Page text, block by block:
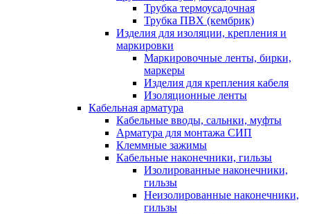
Трубка термоусадочная
Трубка ПВХ (кембрик)
Изделия для изоляции, крепления и
маркировки
Маркировочные ленты, бирки,
маркеры
Изделия для крепления кабеля
Изоляционные ленты
Кабельная арматура
Кабельные вводы, сальнки, муфты
Арматура для монтажа СИП
Клеммные зажимы
Кабельные наконечники, гильзы
Изолированные наконечники,
гильзы
Неизолированные наконечники,
гильзы